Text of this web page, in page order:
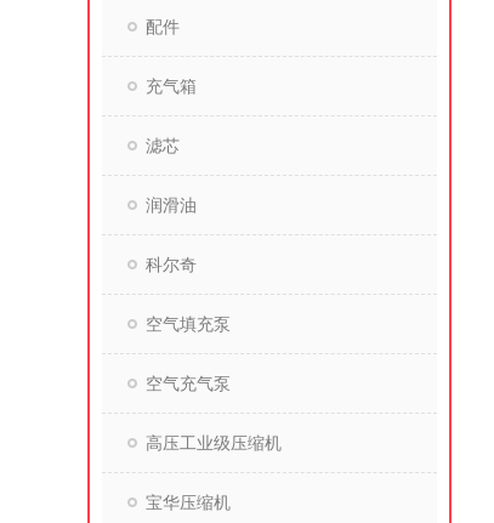
配件
充气箱
滤芯
润滑油
科尔奇
空气填充泵
空气充气泵
高压工业级压缩机
宝华压缩机